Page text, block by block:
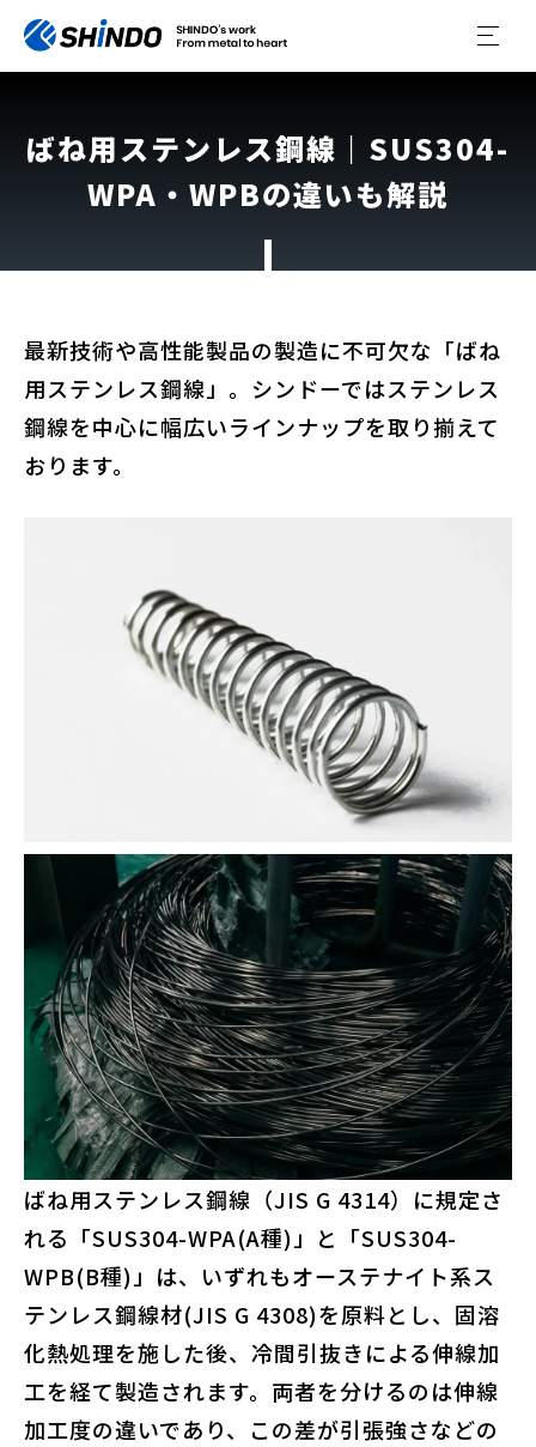
ばね用ステンレス鋼線｜SUS304-
WPA・WPBの違いも解説
最新技術や高性能製品の製造に不可欠な「ばね
用ステンレス鋼線」。シンドーではステンレス
鋼線を中心に幅広いラインナップを取り揃えて
おります。
ばね用ステンレス鋼線（JIS G 4314）に規定さ
れる「SUS304-WPA(A種)」と「SUS304-
WPB(B種)」は、いずれもオーステナイト系ス
テンレス鋼線材(JIS G 4308)を原料とし、固溶
化熱処理を施した後、冷間引抜きによる伸線加
工を経て製造されます。両者を分けるのは伸線
加工度の違いであり、この差が引張強さなどの